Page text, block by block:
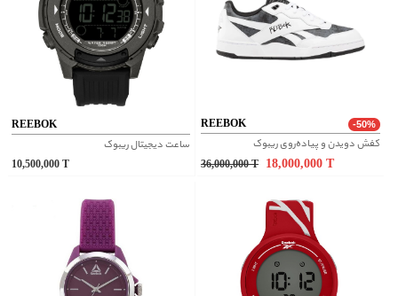
REEBOK
ساعت دیجیتال ریبوک
10,500,000
REEBOK -50%
کفش دویدن و پیاده‌روی ریبوک
36,000,000 T 18,000,000